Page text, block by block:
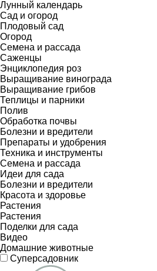
Лунный календарь
Сад и огород
Плодовый сад
Огород
Семена и рассада
Саженцы
Энциклопедия роз
Выращивание винограда
Выращивание грибов
Теплицы и парники
Полив
Обработка почвы
Болезни и вредители
Препараты и удобрения
Техника и инструменты
Семена и рассада
Идеи для сада
Болезни и вредители
Красота и здоровье
Растения
Растения
Поделки для сада
Видео
Домашние животные
Суперсадовник